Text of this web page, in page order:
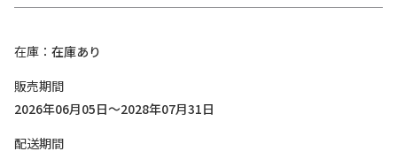
在庫
在庫あり
販売期間
2026年06月05日～2028年07月31日
配送期間